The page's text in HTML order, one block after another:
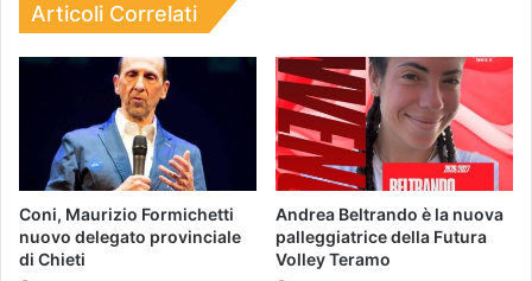
Articoli Correlati
Coni, Maurizio Formichetti
nuovo delegato provinciale
di Chieti
Andrea Beltrando è la nuova
palleggiatrice della Futura
Volley Teramo